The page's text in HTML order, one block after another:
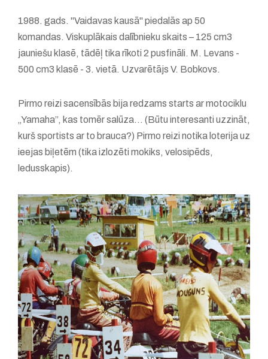
1988. gads. "Vaidavas kausā" piedalās ap 50
komandas. Viskuplākais dalībnieku skaits – 125 cm3
jauniešu klasē, tādēļ tika rīkoti 2 pusfināli. M. Levans -
500 cm3 klasē - 3. vietā. Uzvarētājs V. Bobkovs.
Pirmo reizi sacensībās bija redzams starts ar motociklu
„Yamaha”, kas tomēr salūza... (Būtu interesanti uzzināt,
kurš sportists ar to brauca?) Pirmo reizi notika loterija uz
ieejas biļetēm (tika izlozēti mokiks, velosipēds,
ledusskapis).